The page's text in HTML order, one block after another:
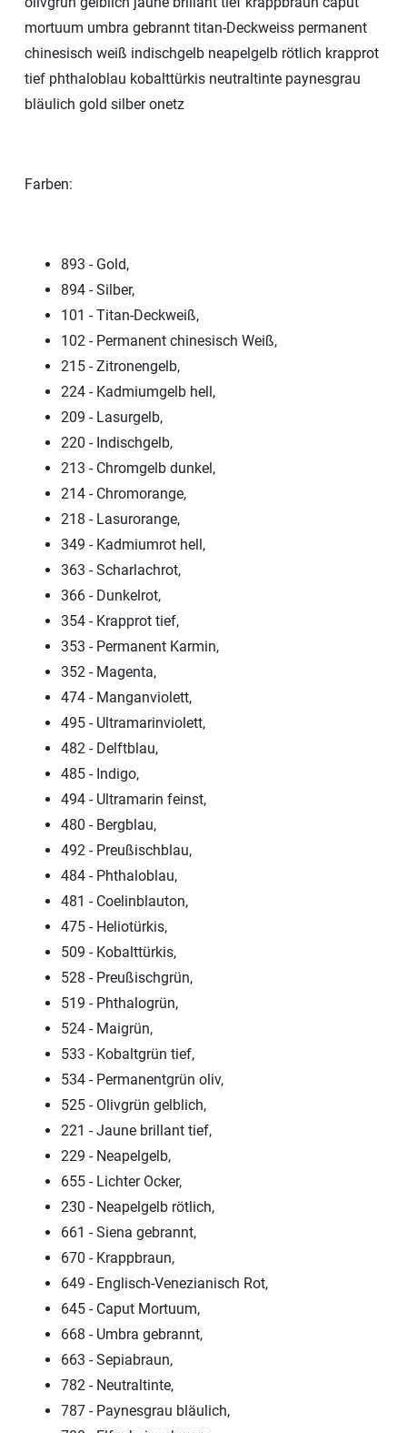
mortuum umbra gebrannt titan-Deckweiss permanent
chinesisch weiß indischgelb neapelgelb rötlich krapprot
tief phthaloblau kobalttürkis neutraltinte paynesgrau
bläulich gold silber onetz
Farben:
893 - Gold,
894 - Silber,
101 - Titan-Deckweiß,
102 - Permanent chinesisch Weiß,
215 - Zitronengelb,
224 - Kadmiumgelb hell,
209 - Lasurgelb,
220 - Indischgelb,
213 - Chromgelb dunkel,
214 - Chromorange,
218 - Lasurorange,
349 - Kadmiumrot hell,
363 - Scharlachrot,
366 - Dunkelrot,
354 - Krapprot tief,
353 - Permanent Karmin,
352 - Magenta,
474 - Manganviolett,
495 - Ultramarinviolett,
482 - Delftblau,
485 - Indigo,
494 - Ultramarin feinst,
480 - Bergblau,
492 - Preußischblau,
484 - Phthaloblau,
481 - Coelinblauton,
475 - Heliotürkis,
509 - Kobalttürkis,
528 - Preußischgrün,
519 - Phthalogrün,
524 - Maigrün,
533 - Kobaltgrün tief,
534 - Permanentgrün oliv,
525 - Olivgrün gelblich,
221 - Jaune brillant tief,
229 - Neapelgelb,
655 - Lichter Ocker,
230 - Neapelgelb rötlich,
661 - Siena gebrannt,
670 - Krappbraun,
649 - Englisch-Venezianisch Rot,
645 - Caput Mortuum,
668 - Umbra gebrannt,
663 - Sepiabraun,
782 - Neutraltinte,
787 - Paynesgrau bläulich,